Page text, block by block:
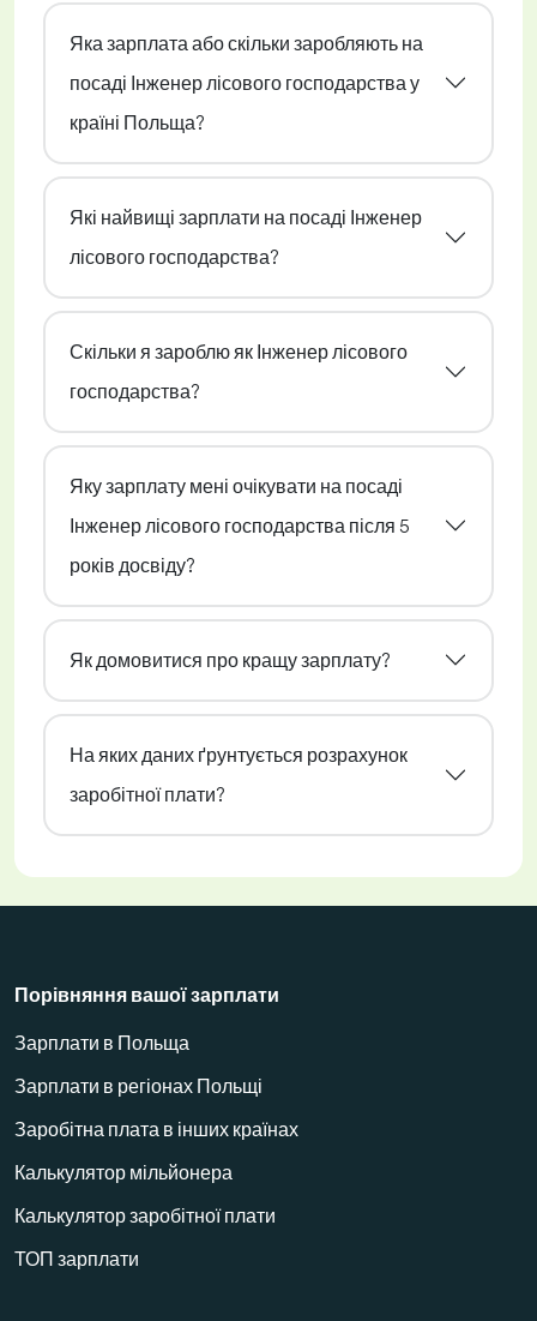
Яка зарплата або скільки заробляють на
посаді Інженер лісового господарства у
країні Польща?
Які найвищі зарплати на посаді Інженер
лісового господарства?
Скільки я зароблю як Інженер лісового
господарства?
Яку зарплату мені очікувати на посаді
Інженер лісового господарства після 5
років досвіду?
Як домовитися про кращу зарплату?
На яких даних ґрунтується розрахунок
заробітної плати?
Порівняння вашої зарплати
Зарплати в Польща
Зарплати в регіонах Польщі
Заробітна плата в інших країнах
Калькулятор мільйонера
Калькулятор заробітної плати
ТОП зарплати